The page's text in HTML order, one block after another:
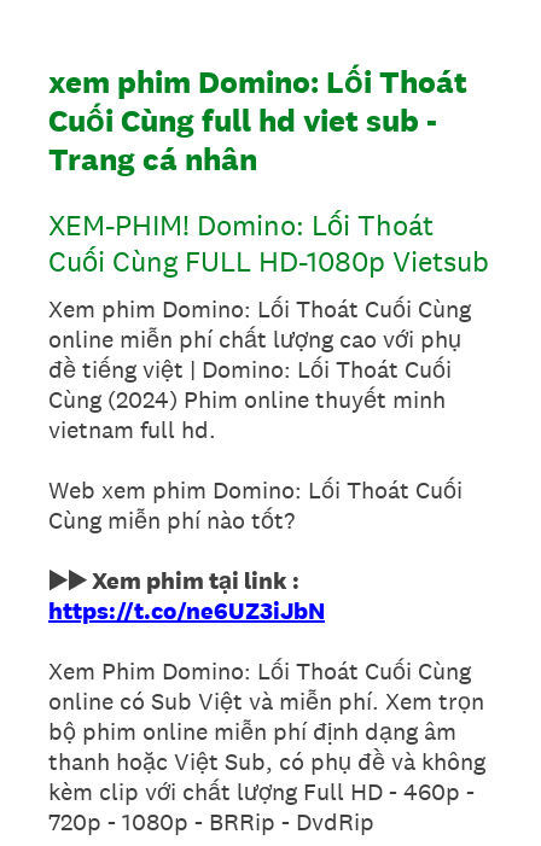
xem phim Domino: Lối Thoát
Cuối Cùng full hd viet sub -
Trang cá nhân
XEM-PHIM! Domino: Lối Thoát
Cuối Cùng FULL HD-1080p Vietsub
Xem phim Domino: Lối Thoát Cuối Cùng
online miễn phí chất lượng cao với phụ
đề tiếng việt | Domino: Lối Thoát Cuối
Cùng (2024) Phim online thuyết minh
vietnam full hd.
Web xem phim Domino: Lối Thoát Cuối
Cùng miễn phí nào tốt?
▶️▶️ Xem phim tại link :
https://t.co/ne6UZ3iJbN
Xem Phim Domino: Lối Thoát Cuối Cùng
online có Sub Việt và miễn phí. Xem trọn
bộ phim online miễn phí định dạng âm
thanh hoặc Việt Sub, có phụ đề và không
kèm clip với chất lượng Full HD - 460p -
720p - 1080p - BRRip - DvdRip